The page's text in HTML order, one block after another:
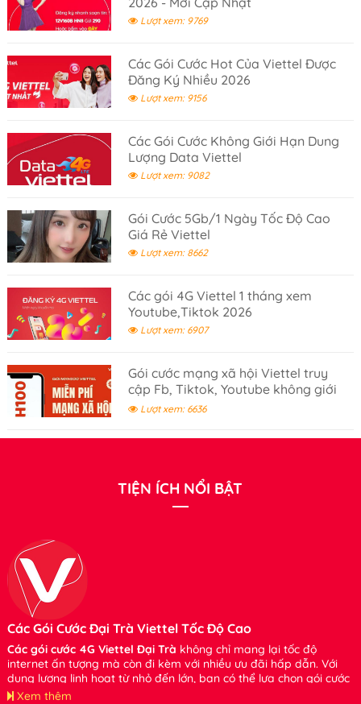
Lượt xem: 9769
Các Gói Cước Hot Của Viettel Được
Đăng Ký Nhiều 2026
Lượt xem: 9156
Các Gói Cước Không Giới Hạn Dung
Lượng Data Viettel
Lượt xem: 9082
Gói Cước 5Gb/1 Ngày Tốc Độ Cao
Giá Rẻ Viettel
Lượt xem: 8662
Các gói 4G Viettel 1 tháng xem
Youtube,Tiktok 2026
Lượt xem: 6907
Gói cước mạng xã hội Viettel truy
cập Fb, Tiktok, Youtube không giới
hạn- gói cước 100K
Lượt xem: 6636
TIỆN ÍCH NỔI BẬT
Các Gói Cước Đại Trà Viettel Tốc Độ Cao
Các gói cước 4G Viettel Đại Trà không chỉ mang lại tốc độ
internet ấn tượng mà còn đi kèm với nhiều ưu đãi hấp dẫn. Với
dung lượng linh hoạt từ nhỏ đến lớn, bạn có thể lựa chọn gói cước
phù hợp với nhu cầu của mình mà không cần lo lắng về việc tiêu
Xem thêm